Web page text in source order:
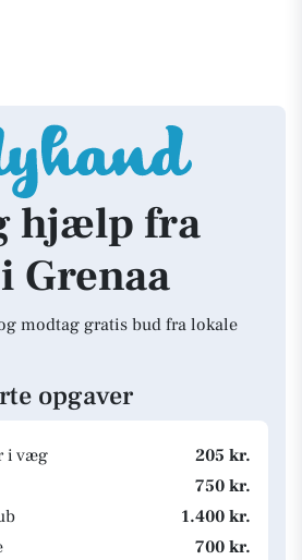
hjælp fra
Grenaa
modtag gratis bud fra lokale
opgaver
i væg
205 kr.
750 kr.
1.400 kr.
700 kr.